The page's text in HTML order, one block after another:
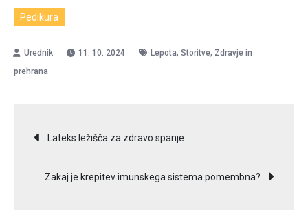
Pedikura
11. 10. 2024 Lepota, Storitve, Zdravje in
prehrana
Navigacija
prispevka
Lateks ležišča za zdravo spanje
Zakaj je krepitev imunskega sistema pomembna?